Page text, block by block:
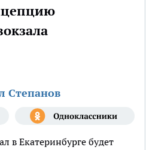
Степанов
в Екатеринбурге будет